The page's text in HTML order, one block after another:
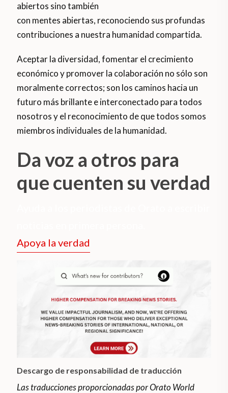
abiertos sino también
con mentes abiertas, reconociendo sus profundas
contribuciones a nuestra humanidad compartida.
Aceptar la diversidad, fomentar el crecimiento
económico y promover la colaboración no sólo son
moralmente correctos; son los caminos hacia un
futuro más brillante e interconectado para todos
nosotros y el reconocimiento de que todos somos
miembros individuales de la humanidad.
Da voz a otros para
que cuenten su verdad
Apoya la verdad
Descargo de responsabilidad de traducción
Las traducciones proporcionadas por Orato World